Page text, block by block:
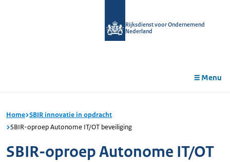
Rijksdienst voor Ondernemend
Nederland
Menu
Home SBIR innovatie in opdracht
SBIR-oproep Autonome IT/OT beveiliging
SBIR-oproep Autonome IT/OT